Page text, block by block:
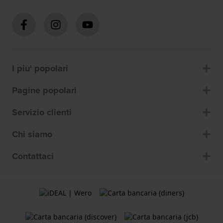
I piu' popolari
Pagine popolari
Servizio clienti
Chi siamo
Contattaci